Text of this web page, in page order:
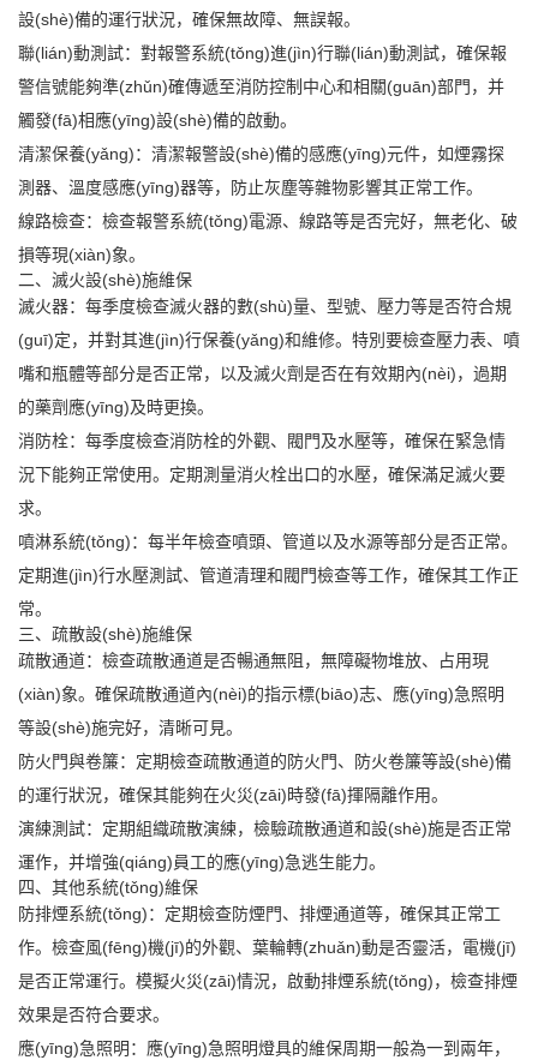
設(shè)備的運行狀況，確保無故障、無誤報。
聯(lián)動測試：對報警系統(tǒng)進(jìn)行聯(lián)動測試，確保報
警信號能夠準(zhǔn)確傳遞至消防控制中心和相關(guān)部門，并
觸發(fā)相應(yīng)設(shè)備的啟動。
清潔保養(yǎng)：清潔報警設(shè)備的感應(yīng)元件，如煙霧探
測器、溫度感應(yīng)器等，防止灰塵等雜物影響其正常工作。
線路檢查：檢查報警系統(tǒng)電源、線路等是否完好，無老化、破
損等現(xiàn)象。
二、滅火設(shè)施維保
滅火器：每季度檢查滅火器的數(shù)量、型號、壓力等是否符合規
(guī)定，并對其進(jìn)行保養(yǎng)和維修。特別要檢查壓力表、噴
嘴和瓶體等部分是否正常，以及滅火劑是否在有效期內(nèi)，過期
的藥劑應(yīng)及時更換。
消防栓：每季度檢查消防栓的外觀、閥門及水壓等，確保在緊急情
況下能夠正常使用。定期測量消火栓出口的水壓，確保滿足滅火要
求。
噴淋系統(tǒng)：每半年檢查噴頭、管道以及水源等部分是否正常。
定期進(jìn)行水壓測試、管道清理和閥門檢查等工作，確保其工作正
常。
三、疏散設(shè)施維保
疏散通道：檢查疏散通道是否暢通無阻，無障礙物堆放、占用現
(xiàn)象。確保疏散通道內(nèi)的指示標(biāo)志、應(yīng)急照明
等設(shè)施完好，清晰可見。
防火門與卷簾：定期檢查疏散通道的防火門、防火卷簾等設(shè)備
的運行狀況，確保其能夠在火災(zāi)時發(fā)揮隔離作用。
演練測試：定期組織疏散演練，檢驗疏散通道和設(shè)施是否正常
運作，并增強(qiáng)員工的應(yīng)急逃生能力。
四、其他系統(tǒng)維保
防排煙系統(tǒng)：定期檢查防煙門、排煙通道等，確保其正常工
作。檢查風(fēng)機(jī)的外觀、葉輪轉(zhuǎn)動是否靈活，電機(jī)
是否正常運行。模擬火災(zāi)情況，啟動排煙系統(tǒng)，檢查排煙
效果是否符合要求。
應(yīng)急照明：應(yīng)急照明燈具的維保周期一般為一到兩年，